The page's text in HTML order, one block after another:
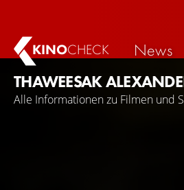
KINOCHECK News
THAWEESAK
Alle Informationen zu Filmen und